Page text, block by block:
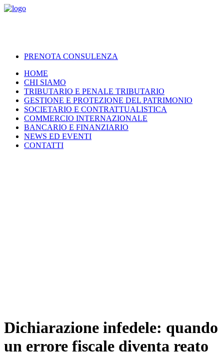
PRENOTA CONSULENZA
HOME
CHI SIAMO
TRIBUTARIO E PENALE TRIBUTARIO
GESTIONE E PROTEZIONE DEL PATRIMONIO
SOCIETARIO E CONTRATTUALISTICA
COMMERCIO INTERNAZIONALE
BANCARIO E FINANZIARIO
NEWS ED EVENTI
CONTATTI
Dichiarazione infedele: quando
un errore fiscale diventa reato